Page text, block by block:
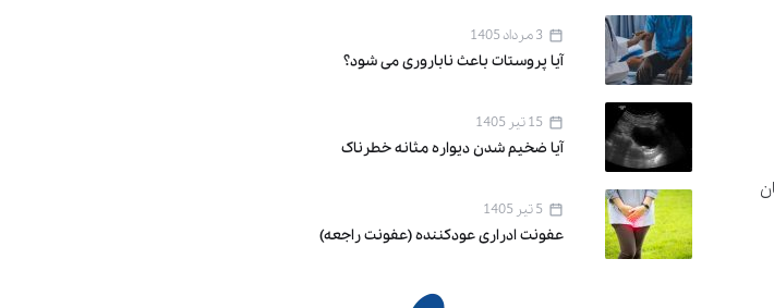
3 مرداد 1405
آیا پروستات باعث ناباروری می‌ شود؟
15 تیر 1405
آیا ضخیم شدن دیواره مثانه خطرناک
5 تیر 1405
عفونت ادراری عودکننده (عفونت راجعه)